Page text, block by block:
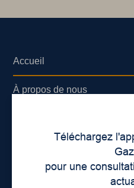
Téléchargez
pour une
Accueil
À propos de nous
Lieux de distribution